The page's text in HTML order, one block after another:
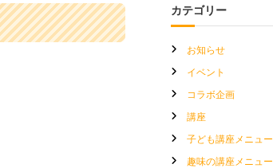
カテゴリー
お知らせ
イベント
コラボ企画
講座
子ども講座メニュー
趣味の講座メニュー